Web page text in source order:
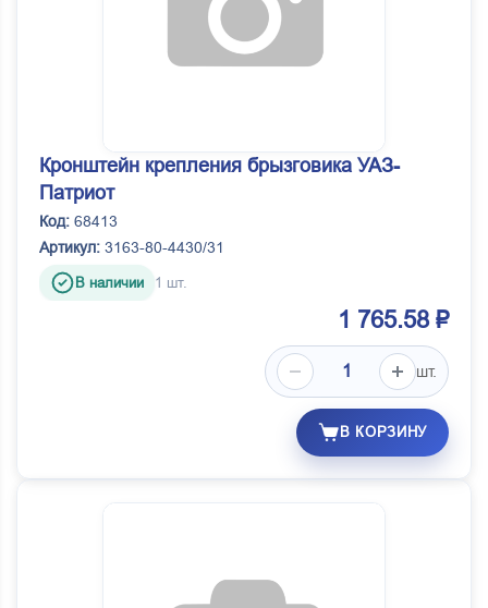
Кронштейн крепления брызговика УАЗ-
Патриот
Код: 68413
Артикул: 3163-80-4430/31
В наличии 1 шт.
1 765.58 ₽
шт.
В КОРЗИНУ